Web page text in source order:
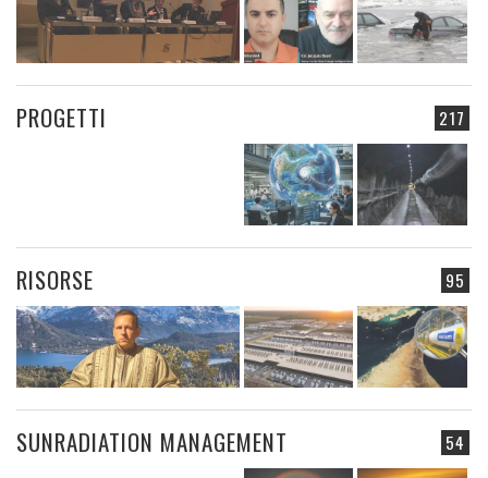
217
PROGETTI
95
RISORSE
54
SUNRADIATION MANAGEMENT